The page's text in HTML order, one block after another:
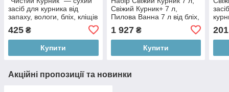
засіб для курника від
запаху, вологи, бліх, кліщів
425 ₴
Купити
Свіжий Курник+ 7 л,
Пилова Ванна 7 л від бліх,
1 927₴
Купити
201
Акційні пропозиції та новинки